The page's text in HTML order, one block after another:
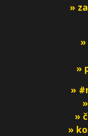
»
»
»
»
»